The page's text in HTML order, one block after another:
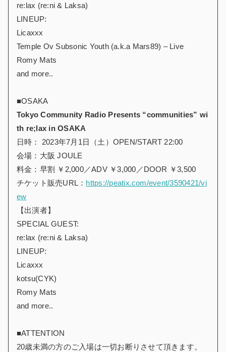
re:lax (re:ni & Laksa)
LINEUP:
Licaxxx
Temple Ov Subsonic Youth (a.k.a Mars89) – Live
Romy Mats
and more..
■OSAKA
Tokyo Community Radio Presents “communities” wi
th re;lax in OSAKA
日時： 2023年7月1日（土）OPEN/START 22:00
会場：大阪 JOULE
料金：早割 ￥2,000／ADV ￥3,000／DOOR ￥3,500
チケット販売URL： https://peatix.com/event/3590421/vi
ew
【出演者】
SPECIAL GUEST:
re:lax (re:ni & Laksa)
LINEUP:
Licaxxx
kotsu(CYK)
Romy Mats
and more..
■ATTENTION
20歳未満の方のご入場は一切お断りさせて頂きます。